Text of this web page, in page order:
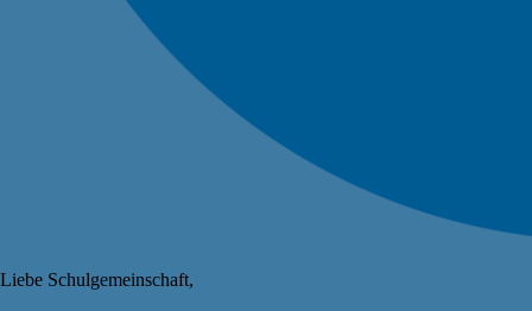
Liebe Schulgemeinschaft,